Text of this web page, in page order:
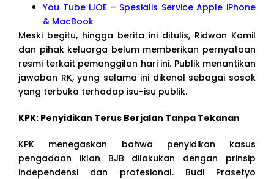
You Tube iJOE – Spesialis Service Apple iPhone
& MacBook
Meski begitu, hingga berita ini ditulis, Ridwan Kamil
dan pihak keluarga belum memberikan pernyataan
resmi terkait pemanggilan hari ini. Publik menantikan
jawaban RK, yang selama ini dikenal sebagai sosok
yang terbuka terhadap isu-isu publik.
KPK: Penyidikan Terus Berjalan Tanpa Tekanan
KPK menegaskan bahwa penyidikan kasus
pengadaan iklan BJB dilakukan dengan prinsip
independensi dan profesional. Budi Prasetyo